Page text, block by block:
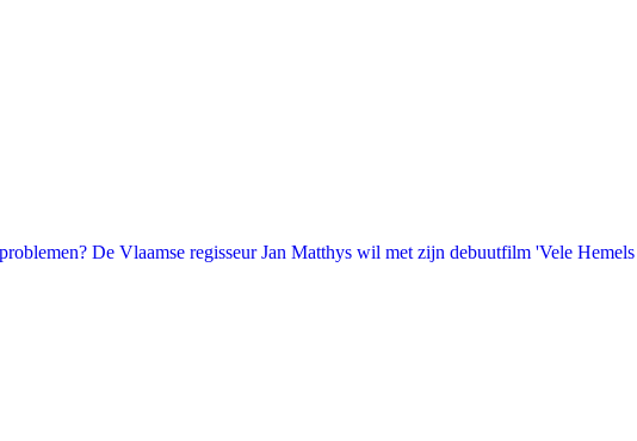
De Vlaamse regisseur Jan Matthys wil met zijn debuutfilm 'Vele